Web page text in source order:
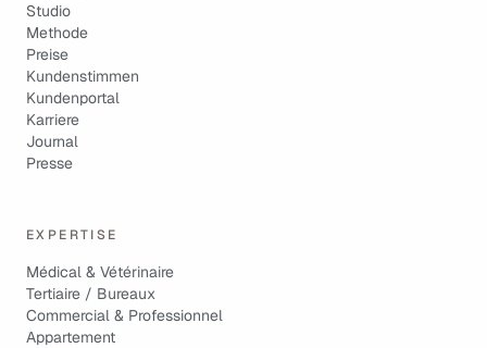
Studio
Methode
Preise
Kundenstimmen
Kundenportal
Karriere
Journal
Presse
EXPERTISE
Médical & Vétérinaire
Tertiaire / Bureaux
Commercial & Professionnel
Appartement